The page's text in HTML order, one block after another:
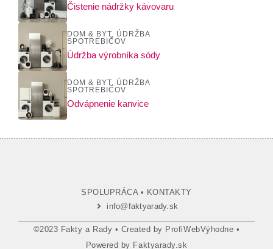
Čistenie nádržky kávovaru
DOM & BYT, ÚDRŽBA
SPOTREBIČOV
Údržba výrobníka sódy
DOM & BYT, ÚDRŽBA
SPOTREBIČOV
Odvápnenie kanvice
SPOLUPRÁCA• KONTAKTY
info@faktyarady.sk
©2023 Fakty a Rady • Created by ProfiWebVýhodne •
Powered by Faktyarady.sk